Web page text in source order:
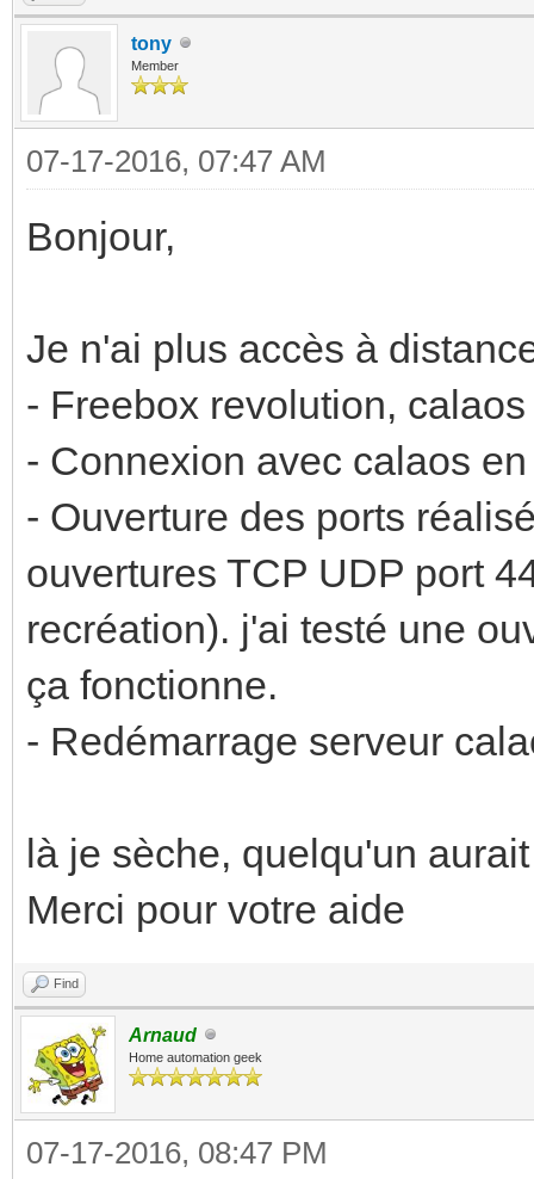
tony
Member
07-17-2016, 07:47 AM
Bonjour,
Je n'ai plus accès à
- Freebox revolution,
- Connexion avec calaos
- Ouverture des ports
ouvertures TCP UDP port
recréation). j'ai testé une
ça fonctionne.
- Redémarrage serveur
là je sèche, quelqu'un
Merci pour votre aide
Find
Arnaud
Home automation geek
07-17-2016, 08:47 PM